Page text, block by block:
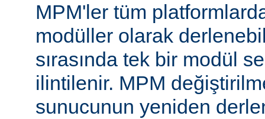
MPM'ler tüm
modüller olarak
sırasında tek bir modül
ilintilenir. MPM
sunucunun yeniden